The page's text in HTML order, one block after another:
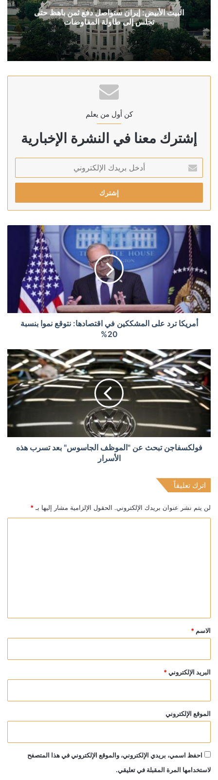
البيت الأبيض: إيران ستواصل دفع ثمن باهظ حتى
تجلس إلى طاولة المفاوضات
كن أول من يعلم
إشترك معنا في النشرة الإخبارية
بريدك
الإلكتروني
أمريكا ترد على المشككين في اقتصادها: نتوقع نموا بنسبة
20%
فولكسفاجن تبحث عن "الموظف الجاسوس" بعد تسرب هذه
الأسرار
اترك تعليقاً
لن يتم نشر عنوان بريدك الإلكتروني. الحقول الإلزامية مشار إليها بـ *
*
الاسم *
البريد الإلكتروني *
الموقع الإلكتروني
احفظ اسمي، بريدي الإلكتروني، والموقع الإلكتروني في هذا المتصفح
لاستخدامها المرة المقبلة في تعليقي.